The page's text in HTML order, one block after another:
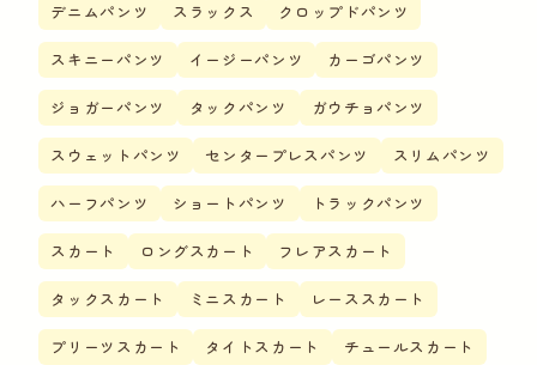
デニムパンツ スラックス クロップドパンツ
スキニーパンツ イージーパンツ カーゴパンツ
ジョガーパンツ タックパンツ ガウチョパンツ
スウェットパンツ センタープレスパンツ スリムパンツ
ハーフパンツ ショートパンツ トラックパンツ
スカート ロングスカート フレアスカート
タックスカート ミニスカート レーススカート
プリーツスカート タイトスカート チュールスカート